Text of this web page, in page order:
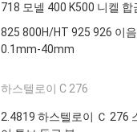
718 모넬 400 K500 니켈 합
825 800H/HT 925 926 이
0.1mm-40mm
하스텔로이 C 276
2.4819 하스텔로이 Ｃ 276